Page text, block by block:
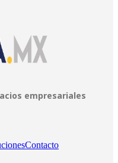
empresariales
Contacto